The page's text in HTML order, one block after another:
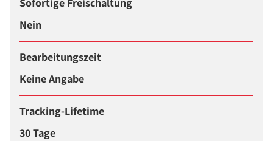
Nein
Bearbeitungszeit
Keine Angabe
Tracking-Lifetime
30 Tage